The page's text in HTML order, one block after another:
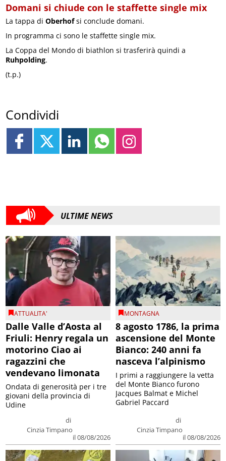
Domani si chiude con le staffette single mix
La tappa diOberhofsi conclude domani.
In programma ci sono le staffette single mix.
La Coppa del Mondo di biathlon si trasferirà quindi a
Ruhpolding.
(t.p.)
Condividi
ULTIME NEWS
ATTUALITA'
Dalle Valle d’Aosta al
Friuli: Henry regala un
motorino Ciao ai
ragazzini che
vendevano limonata
di
Cinzia Timpano
il 08/08/2026
Ondata di generosità per i tre
giovani della provincia di
Udine
MONTAGNA
8 agosto 1786, la prima
ascensione del Monte
Bianco: 240 anni fa
nasceva l’alpinismo
di
Cinzia Timpano
il 08/08/2026
I primi a raggiungere la vetta
del Monte Bianco furono
Jacques Balmat e Michel
Gabriel Paccard